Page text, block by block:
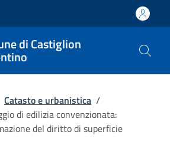
di Castiglion
Catasto e urbanistica /
di edilizia convenzionata:
del diritto di superficie